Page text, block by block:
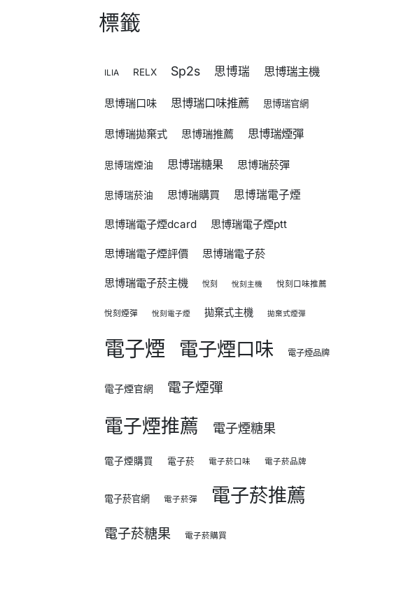
標籤
ILIA RELX Sp2s 思博瑞 思博瑞主機
思博瑞口味 思博瑞口味推薦 思博瑞官網
思博瑞拋棄式 思博瑞推薦 思博瑞煙彈
思博瑞煙油 思博瑞糖果 思博瑞菸彈
思博瑞菸油 思博瑞購買 思博瑞電子煙
思博瑞電子煙dcard 思博瑞電子煙ptt
思博瑞電子煙評價 思博瑞電子菸
思博瑞電子菸主機 悅刻 悅刻主機 悅刻口味推薦
悅刻煙彈 悅刻電子煙 拋棄式主機 拋棄式煙彈
電子煙 電子煙口味 電子煙品牌
電子煙官網 電子煙彈
電子煙推薦 電子煙糖果
電子煙購買 電子菸 電子菸口味 電子菸品牌
電子菸官網 電子菸彈 電子菸推薦
電子菸糖果 電子菸購買